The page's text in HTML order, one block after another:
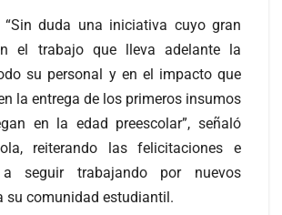
“Sin duda una iniciativa cuyo gran
el trabajo que lleva adelante la
su personal y en el impacto que
la entrega de los primeros insumos
en la edad preescolar”, señaló
reiterando las felicitaciones e
a seguir trabajando por nuevos
su comunidad estudiantil.